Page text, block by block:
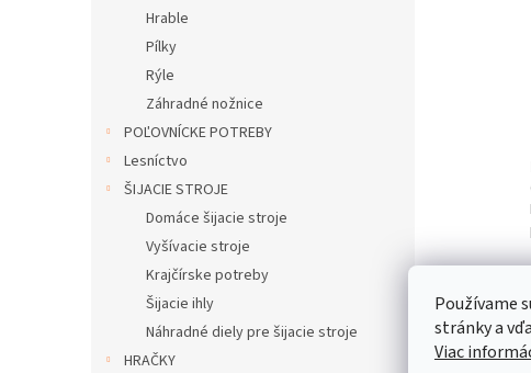
Používame
stránky a
Viac
Hrable
Pílky
Rýle
Záhradné nožnice
POĽOVNÍCKE POTREBY
Lesníctvo
ŠIJACIE STROJE
Domáce šijacie stroje
Vyšívacie stroje
Krajčírske potreby
Šijacie ihly
Náhradné diely pre šijacie stroje
HRAČKY